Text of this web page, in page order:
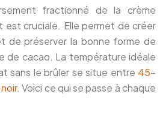
fractionné de la crème
est cruciale. Elle permet de créer
de préserver la bonne forme de
de cacao. La température idéale
sans le brûler se situe entre 45-
. Voici ce qui se passe à chaque